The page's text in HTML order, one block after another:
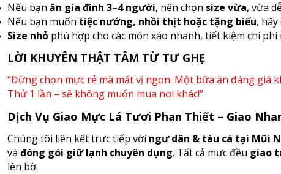
Nếu bạn ăn gia đình 3–4 người, nên chọn size vừa, vừa
Nếu bạn muốn tiệc nướng, nhồi thịt hoặc tặng biếu,
Size nhỏ phù hợp cho các món xào nhanh, tiết kiệm chi phí
LỜI KHUYÊN THẬT TÂM TỪ TƯ GHẸ
“Đừng chọn mực rẻ mà mất vị ngon. Một bữa ăn đáng giá
Thử 1 lần – sẽ không muốn mua nơi khác!”
Dịch Vụ Giao Mực Lá Tươi Phan Thiết – Giao
Chúng tôi liên kết trực tiếp với ngư dân & tàu cá tại Mũi
và đóng gói giữ lạnh chuyên dụng. Tất cả mực đều giao
lên bờ.